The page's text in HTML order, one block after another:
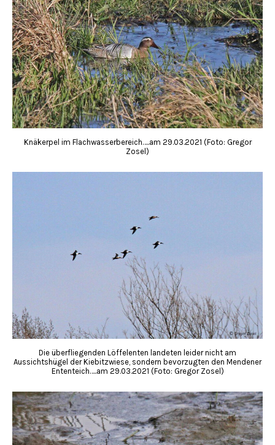
Knäkerpel im Flachwasserbereich…..am 29.03.2021 (Foto: Gregor
Zosel)
Die überfliegenden Löffelenten landeten leider nicht am
Aussichtshügel der Kiebitzwiese, sondern bevorzugten den Mendener
Ententeich…..am 29.03.2021 (Foto: Gregor Zosel)